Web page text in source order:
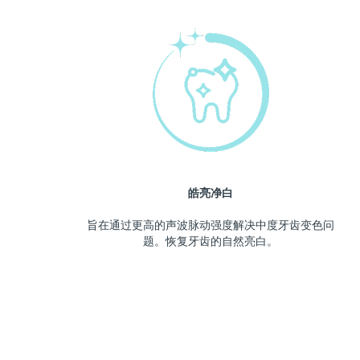
皓亮净白
旨在通过更高的声波脉动强度解决中度牙齿变色问
题。恢复牙齿的自然亮白。